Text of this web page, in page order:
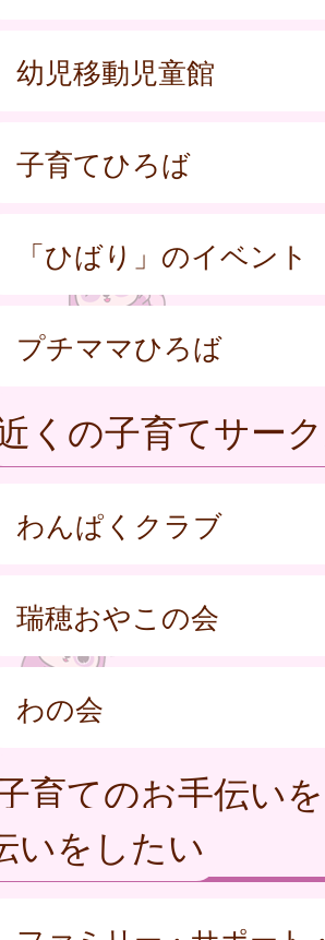
幼児移動児童館
子育てひろば
「ひばり」のイベント
プチママひろば
くの子育てサー
わんぱくクラブ
瑞穂おやこの会
わの会
育てのお手伝い
いをしたい